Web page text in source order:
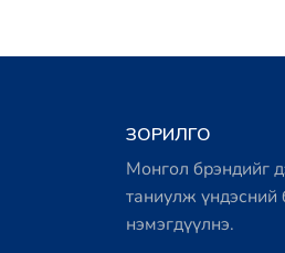
ЗОРИЛГО
Монгол брэндийг
таниулж үндэсний
нэмэгдүүлнэ.